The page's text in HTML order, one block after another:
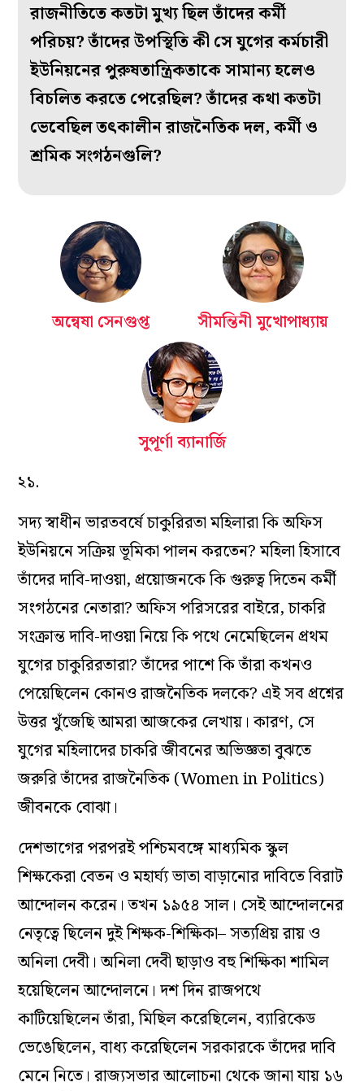
রাজনীতিতে কতটা মুখ্য ছিল তাঁদের কর্মী
পরিচয়? তাঁদের উপস্থিতি কী সে যুগের কর্মচারী
ইউনিয়নের পুরুষতান্ত্রিকতাকে সামান্য হলেও
বিচলিত করতে পেরেছিল? তাঁদের কথা কতটা
ভেবেছিল তৎকালীন রাজনৈতিক দল, কর্মী ও
শ্রমিক সংগঠনগুলি?
অন্বেষা সেনগুপ্ত সীমন্তিনী মুখোপাধ্যায়
সুপূর্ণা ব্যানার্জি
২১.
সদ্য স্বাধীন ভারতবর্ষে চাকুরিরতা মহিলারা কি অফিস
ইউনিয়নে সক্রিয় ভূমিকা পালন করতেন? মহিলা হিসাবে
তাঁদের দাবি-দাওয়া, প্রয়োজনকে কি গুরুত্ব দিতেন কর্মী
সংগঠনের নেতারা? অফিস পরিসরের বাইরে, চাকরি
সংক্রান্ত দাবি-দাওয়া নিয়ে কি পথে নেমেছিলেন প্রথম
যুগের চাকুরিরতারা? তাঁদের পাশে কি তাঁরা কখনও
পেয়েছিলেন কোনও রাজনৈতিক দলকে? এই সব প্রশ্নের
উত্তর খুঁজেছি আমরা আজকের লেখায়। কারণ, সে
যুগের মহিলাদের চাকরি জীবনের অভিজ্ঞতা বুঝতে
জরুরি তাঁদের রাজনৈতিক (Women in Politics)
জীবনকে বোঝা।
দেশভাগের পরপরই পশ্চিমবঙ্গে মাধ্যমিক স্কুল
শিক্ষকেরা বেতন ও মহার্ঘ্য ভাতা বাড়ানোর দাবিতে বিরাট
আন্দোলন করেন। তখন ১৯৫৪ সাল। সেই আন্দোলনের
নেতৃত্বে ছিলেন দুই শিক্ষক-শিক্ষিকা– সত্যপ্রিয় রায় ও
অনিলা দেবী। অনিলা দেবী ছাড়াও বহু শিক্ষিকা শামিল
হয়েছিলেন আন্দোলনে। দশ দিন রাজপথে
কাটিয়েছিলেন তাঁরা, মিছিল করেছিলেন, ব্যারিকেড
ভেঙেছিলেন, বাধ্য করেছিলেন সরকারকে তাঁদের দাবি
মেনে নিতে। রাজ্যসভার আলোচনা থেকে জানা যায় ১৬